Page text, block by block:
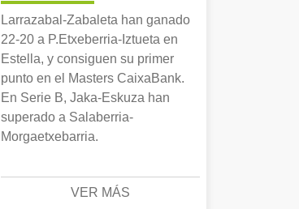
Larrazabal-Zabaleta han ganado
22-20 a P.Etxeberria-Iztueta en
Estella, y consiguen su primer
punto en el Masters CaixaBank.
En Serie B, Jaka-Eskuza han
superado a Salaberria-
Morgaetxebarria.
VER MÁS